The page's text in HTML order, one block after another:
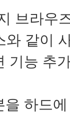
브라우
와 같이
능 추
을 하드